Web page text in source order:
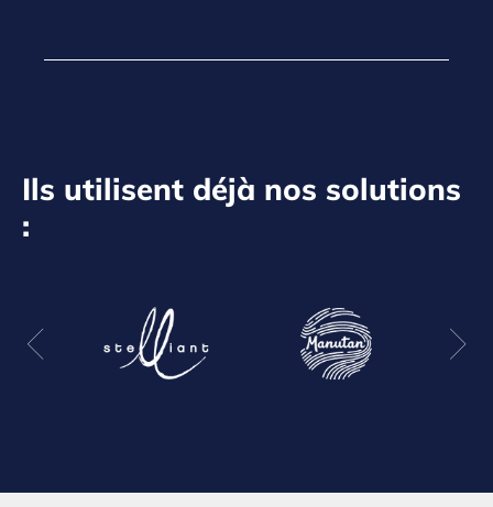
Ils utilisent déjà nos solutions
: